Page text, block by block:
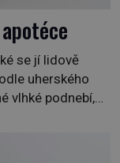
se jí lidově
uherského
vlhké podnebí,
nahoře někdy